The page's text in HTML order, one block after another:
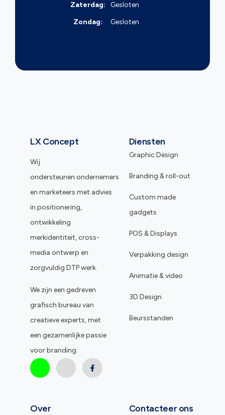
Zaterdag:
Gesloten
Zondag:
Gesloten
LX Concept
Wij
ondersteunen ondernemers
en marketeers met advies
in positionering,
ontwikkeling
merkidentiteit, cross-
media ontwerp en
zorgvuldig DTP werk.
We zijn een gedreven
grafisch bureau van
creatieve experts, met
een gezamenlijke passie
voor branding.
Diensten
Graphic Design
Branding & roll-out
Custom made
gadgets
POS & Displays
Verpakking design
Animatie & video
3D Design
Beursstanden
Over Contacteer ons